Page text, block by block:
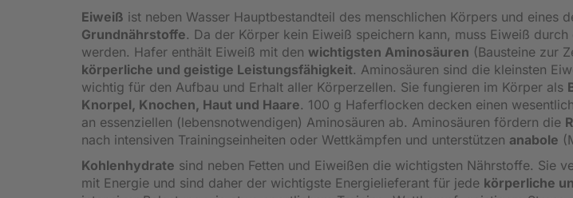
Eiweiß ist neben Wasser Hauptbestandteil des menschlichen Körpers und eines
Grundnährstoffe. Da der Körper kein Eiweiß speichern kann, muss Eiweiß
werden. Hafer enthält Eiweiß mit den wichtigsten Aminosäuren (Bausteine zur
körperliche und geistige Leistungsfähigkeit. Aminosäuren sind die kleinsten
wichtig für den Aufbau und Erhalt aller Körperzellen. Sie fungieren im Körper als
Knorpel, Knochen, Haut und Haare. 100 g Haferflocken decken einen
an essenziellen (lebensnotwendigen) Aminosäuren ab. Aminosäuren fördern die
nach intensiven Trainingseinheiten oder Wettkämpfen und unterstützen anabole
Kohlenhydrate sind neben Fetten und Eiweißen die wichtigsten Nährstoffe. Sie
mit Energie und sind daher der wichtigste Energielieferant für jede körperliche